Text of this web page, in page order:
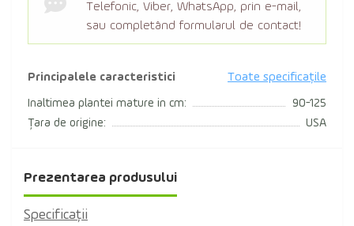
Principalele caracteristici Toate specificațile
Inaltimea plantei mature in cm:
90-125
Țara de origine:
USA
Telefonic, Viber, WhatsApp, prin e-mail,
sau completând formularul de contact!
Prezentarea produsului
Specificaţii